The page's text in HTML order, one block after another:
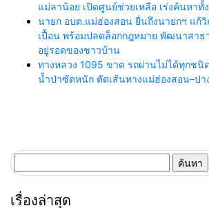
แม่ลาน้อย เปิดศูนย์ช่วยเหลือ เร่งค้นหาทั้
นายก อบต.แม่ฮ่องสอน ยื่นถึงนายกฯ แก้
เปื้อน พร้อมปลดล็อกกฎหมาย พัฒนาสาธ
อยู่รอดของชาวบ้าน
ทางหลวง 1095 ขาด รถผ่านไม่ได้ทุกชนิ
น้ำป่าซัดหนัก ตัดเส้นทางแม่ฮ่องสอน–ปา
สำหรับ:
เรื่องล่าสุด